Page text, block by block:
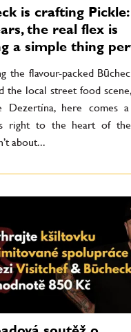
is crafting
the real flex is
a simple thing
the flavour-packed
the local street food
Dezertína, here comes
right to the heart of the
about...